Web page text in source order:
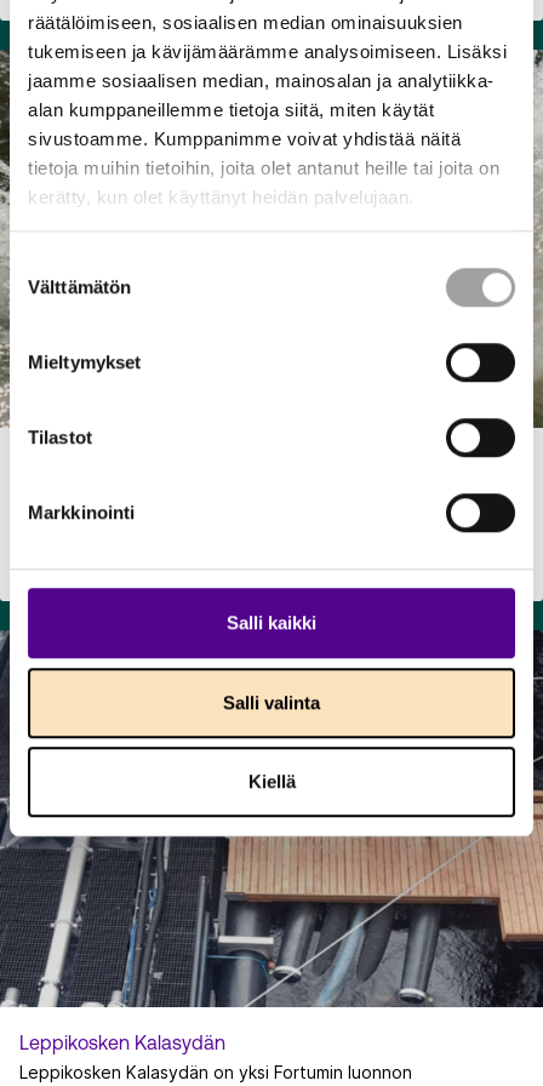
räätälöimiseen, sosiaalisen median ominaisuuksien
tukemiseen ja kävijämäärämme analysoimiseen. Lisäksi
jaamme sosiaalisen median, mainosalan ja analytiikka-
alan kumppaneillemme tietoja siitä, miten käytät
sivustoamme. Kumppanimme voivat yhdistää näitä
tietoja muihin tietoihin, joita olet antanut heille tai joita on
kerätty, kun olet käyttänyt heidän palvelujaan.
Suostumuksen
valinta
Välttämätön
Mieltymykset
Tilastot
Markkinointi
Salli kaikki
Salli valinta
Kiellä
mahdollistava ohitusuoma. Tavoitteena on toteuttaa
periaatteiden mukaisesti ja siten, että ohitusuomassa on
ympärivuotinen virtaama. Ohitusuoman rakentamisen
tavoitteena on vahvistaa järvitaimenen luontaista elinkiertoa.
Luonnonmukainen ohitusuoma tarjoaa elinympäristöjä myös
monille muille lajeille. Hankkeen suunnittelu on alkanut vuonna
2023 esiselvityksen laatimisella ja tarkempi suunnittelu on
aloitettu vuonna 2024.
Oulujoen vesistön suurimmille säännöstellyille järville on
määritetty säännöstelyrajoja tiukempia tavoitteita kesäajan
ne ohjaavat säännöstelyn suunnittelua siten, että kesän
virkistyskäytön kannalta suotuisille tasoille. Suosituksia on
noudatettu vuodesta 1993 ja niiden toteutumista seurataan
Leppikosken Kalasydän on yksi Fortumin luonnon
Leppikosken Kalasydän